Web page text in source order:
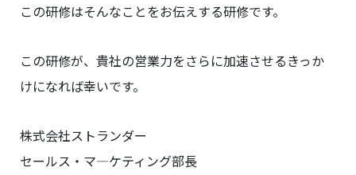
この研修はそんなことをお伝えする研修です。
この研修が、貴社の営業力をさらに加速させるきっか
けになれば幸いです。
株式会社ストランダー
セールス・マ―ケティング部長